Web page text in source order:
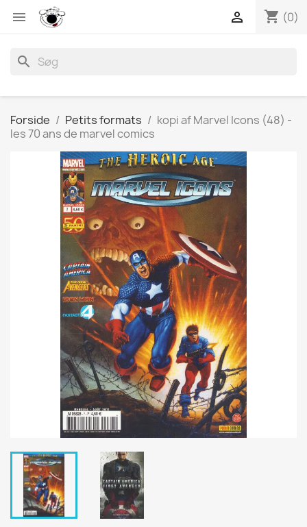
 shopping_cart (0)

search
Forside Petits formats
kopi af Marvel Icons (48) -
les 70 ans de marvel comics